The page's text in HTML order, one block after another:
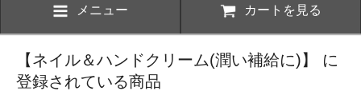
メニュー カートを見る
【ネイル＆ハンドクリーム(潤い補給に)】 に
登録されている商品